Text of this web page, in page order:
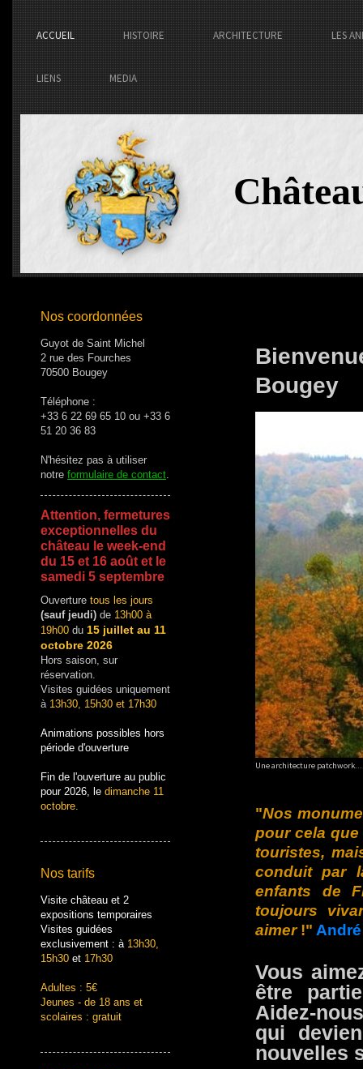
ACCUEIL HISTOIRE ARCHITECTURE LES
LIENS MEDIA
Nos coordonnées
Guyot de Saint Michel
2 rue des Fourches
70500 Bougey
Téléphone :
+33 6 22 69 65 10 ou +33 6
51 20 36 83
N'hésitez pas à utiliser
notre formulaire de contact
Attention, fermetures
exceptionnelles du
château le week-end
du 15 et 16 août et le
samedi 5 septembre
Ouverture tous les jours
(sauf jeudi) de 13h00 à
19h00 du 15 juillet au 11
octobre 2026
Hors saison, sur
réservation.
Visites guidées uniquement
à 13h30, 15h30 et 17h30
Animations possibles hors
période d'ouverture
Fin de l'ouverture au public
pour 2026, le dimanche 11
octobre.
Nos tarifs
Visite château et 2
expositions temporaires
Visites guidées
exclusivement : à 13h30,
15h30 et 17h30
Adultes : 5€
Jeunes - de 18 ans et
scolaires : gratuit
Bougey
Une architecture
"Nos
pour cela
touristes,
conduit par
enfants de
toujours
aimer!"
Vous
être
Aidez-
qui
nouvelles